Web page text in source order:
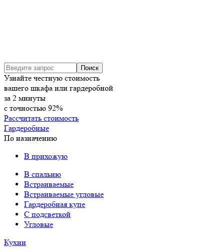
Узнайте честную стоимость
вашего шкафа или гардеробной
за 2 минуты
с точностью 92%
Рассчитать стоимость
Гардеробные
По назначению
В прихожую
В спальню
Встраиваемые
Встраиваемые угловые
Гардеробная купе
С подсветкой
Угловые
Кухни